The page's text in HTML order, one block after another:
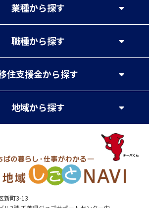
業種から探す
職種から探す
住支援金から探す
地域から探す
新町3-13